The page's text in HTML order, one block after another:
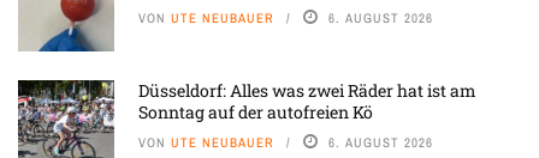
VON UTE NEUBAUER 6. AUGUST 2026
Düsseldorf: Alles was zwei Räder hat ist am
Sonntag auf der autofreien Kö
VON UTE NEUBAUER 6. AUGUST 2026